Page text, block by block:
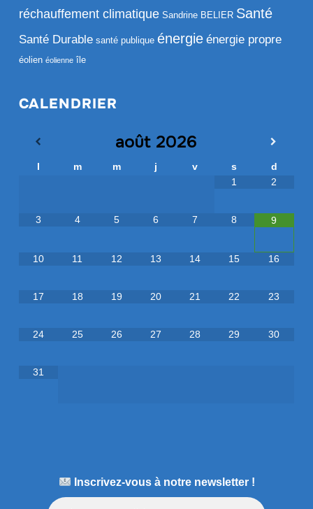
réchauffement climatique Sandrine BELIER Santé
Santé Durable santé publique énergie énergie propre
éolien éolienne île
CALENDRIER
août 2026
l m m j v s
d
1
2
3 4 5 6 7 8 9
10 11 12 13 14 15 16
17 18 19 20 21 22 23
24 25 26 27 28 29 30
31
Inscrivez-vous à notre newsletter !